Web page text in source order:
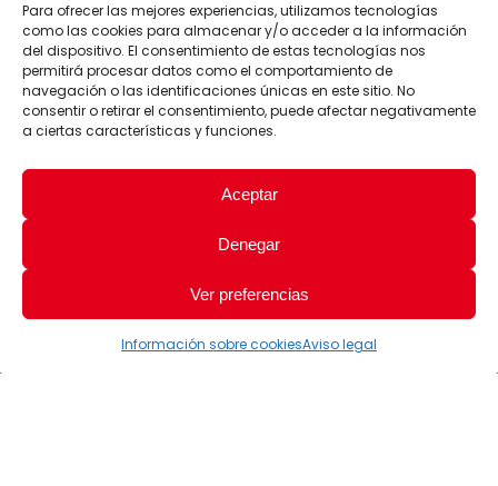
Para ofrecer las mejores experiencias, utilizamos tecnologías
como las cookies para almacenar y/o acceder a la información
del dispositivo. El consentimiento de estas tecnologías nos
permitirá procesar datos como el comportamiento de
navegación o las identificaciones únicas en este sitio. No
consentir o retirar el consentimiento, puede afectar negativamente
a ciertas características y funciones.
Aceptar
Denegar
Ver preferencias
Información sobre cookiesAviso legal